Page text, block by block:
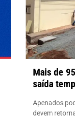
Mais de
saída
Apenados
devem